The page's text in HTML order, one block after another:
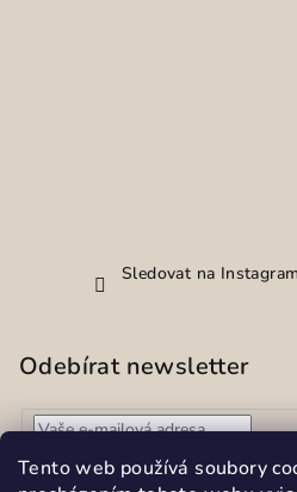
Tento web používá soubory
Sledovat na
Odebírat newsletter
Vložením e-mailu souhlasíte s
osobních údajů